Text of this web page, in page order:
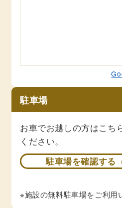
駐車場
お車でお越しの方はこち
ください。
駐車場を確認する
※施設の無料駐車場をご利用